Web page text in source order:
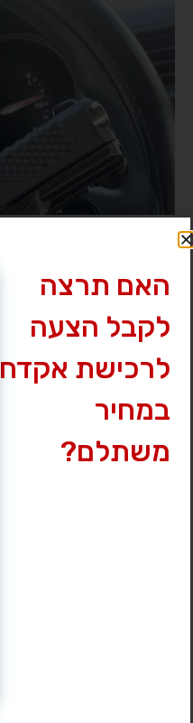
האם תרצה
לקבל הצעה
לרכישת אקדח
במחיר
משתלם?